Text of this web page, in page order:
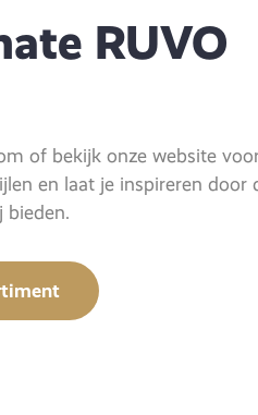
RUVO
of bekijk onze website
en laat je inspireren door
bieden.